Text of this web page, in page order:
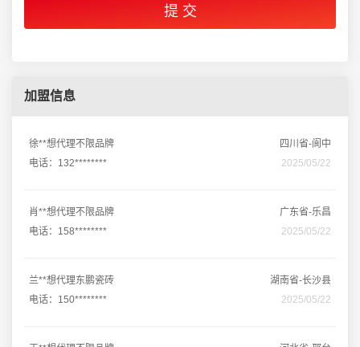
加盟信息
徐**想代理不限品牌
四川省-阆中
电话：132********
2025/05/22
肖**想代理不限品牌
广东省-乐昌
电话：158********
2025/05/22
兰**想代理东鹏瓷砖
湖南省-长沙县
电话：150********
2025/05/22